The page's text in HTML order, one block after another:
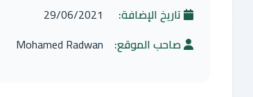
تاريخ الإضافة:
29/06/2021
صاحب الموقع: Mohamed Radwan